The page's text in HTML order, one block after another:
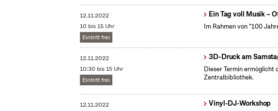
12.11.2022
10 bis 15 Uhr
Eintritt frei
Ein Tag voll Musik –
Im Rahmen von "100
12.11.2022
10:30 bis 15 Uhr
Eintritt frei
3D-Druck am
Dieser Termin
Zentralbibliothek.
12.11.2022
Vinyl-DJ-Workshop